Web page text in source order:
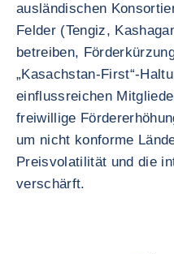
ausländischen
Felder (Tengiz,
betreiben,
„Kasachstan-First“-
einflussreichen
freiwillige
um nicht konforme
Preisvolatilität und die
verschärft.